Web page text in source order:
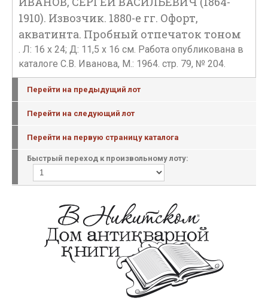
1910). Извозчик. 1880-е гг. Офорт,
акватинта. Пробный отпечаток тоном
. Л: 16 х 24; Д: 11,5 х 16 см. Работа опубликована в
каталоге С.В. Иванова, М.: 1964. стр. 79, № 204.
Перейти на предыдущий лот
Перейти на следующий лот
Перейти на первую страницу каталога
Быстрый переход к произвольному лоту: